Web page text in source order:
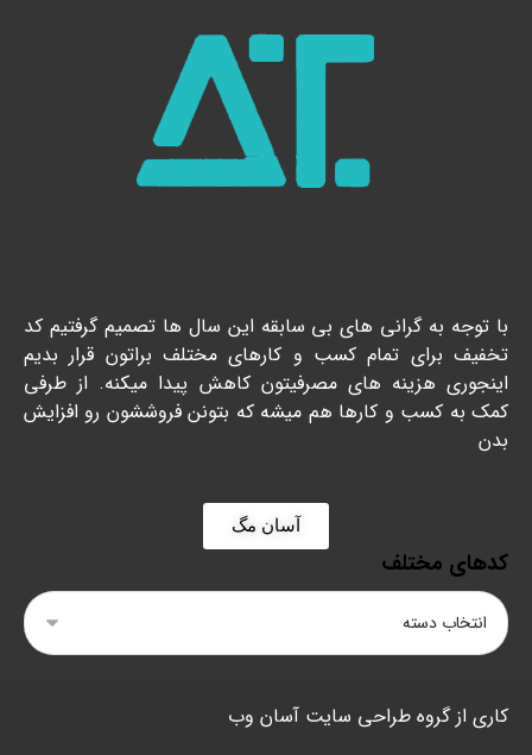
با توجه به گرانی های بی سابقه این سال ها تصمیم گرفتیم کد
تخفیف برای تمام کسب و کارهای مختلف براتون قرار بدیم
اینجوری هزینه های مصرفیتون کاهش پیدا میکنه. از طرفی
کمک به کسب و کارها هم میشه که بتونن فروششون رو افزایش
بدن
آسان مگ
کدهای مختلف
کاری از گروه طراحی سایت آسان وب